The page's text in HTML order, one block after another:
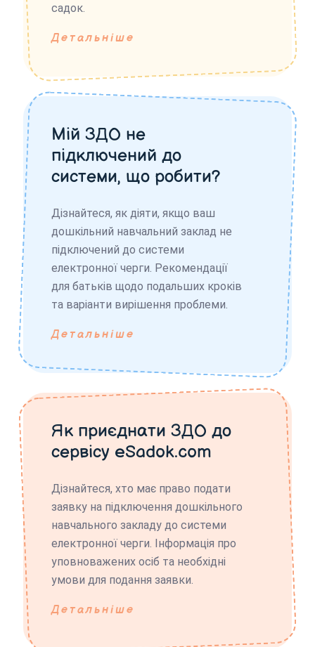
садок.
Детальніше
Мій ЗДО не
підключений до
системи, що робити?
Дізнайтеся, як діяти, якщо ваш
дошкільний навчальний заклад не
підключений до системи
електронної черги. Рекомендації
для батьків щодо подальших кроків
та варіанти вирішення проблеми.
Детальніше
Як приєднати ЗДО до
сервісу eSadok.com
Дізнайтеся, хто має право подати
заявку на підключення дошкільного
навчального закладу до системи
електронної черги. Інформація про
уповноважених осіб та необхідні
умови для подання заявки.
Детальніше